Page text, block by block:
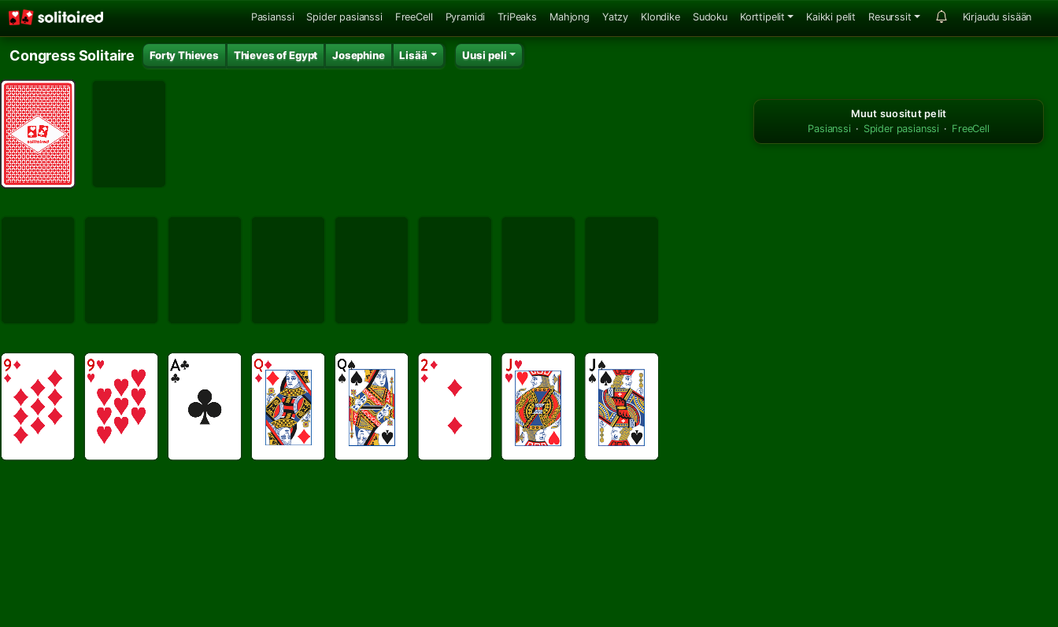
Pasianssi Spider pasianssi FreeCell Pyramidi TriPeaks Mahjong Yatzy Klondike Sudoku Korttipelit Kaikki pelit Resurssit Kirjaudu sisään
Congress Solitaire Forty Thieves Thieves of Egypt Josephine Lisää Uusi peli
Muut suositut pelit
Pasianssi · Spider pasianssi · FreeCell